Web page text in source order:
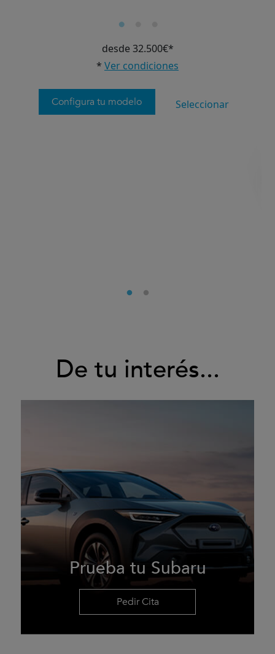
desde 32.500€*
* Ver condiciones
Configura tu modelo Seleccionar
De tu interés...
Prueba tu Subaru
Pedir Cita